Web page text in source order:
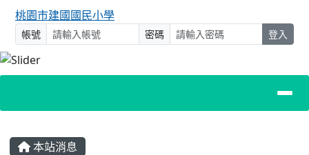
桃園市建國國民小學
帳號 密碼 登入
主內容區域
本站消息